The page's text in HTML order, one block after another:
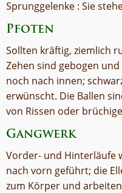
Sprunggelenke : Sie
Pfoten
Sollten kräftig, ziemlich
Zehen sind gebogen
noch nach innen;
erwünscht. Die Ballen
von Rissen oder
Gangwerk
Vorder- und Hinterläufe
nach vorn geführt; die
zum Körper und